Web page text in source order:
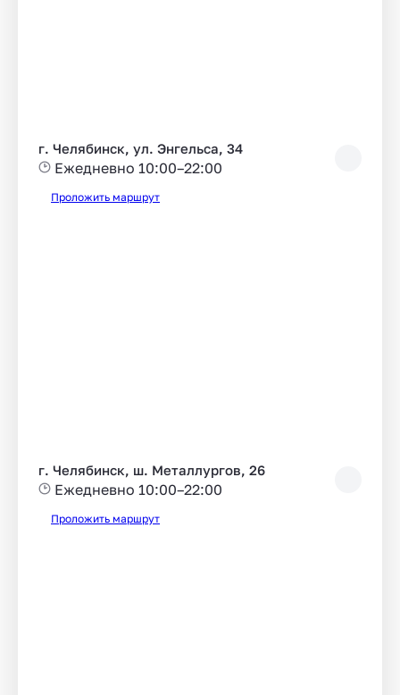
г. Челябинск, ул. Энгельса, 34
Ежедневно 10:00–22:00
Проложить маршрут
г. Челябинск, ш. Металлургов, 26
Ежедневно 10:00–22:00
Проложить маршрут